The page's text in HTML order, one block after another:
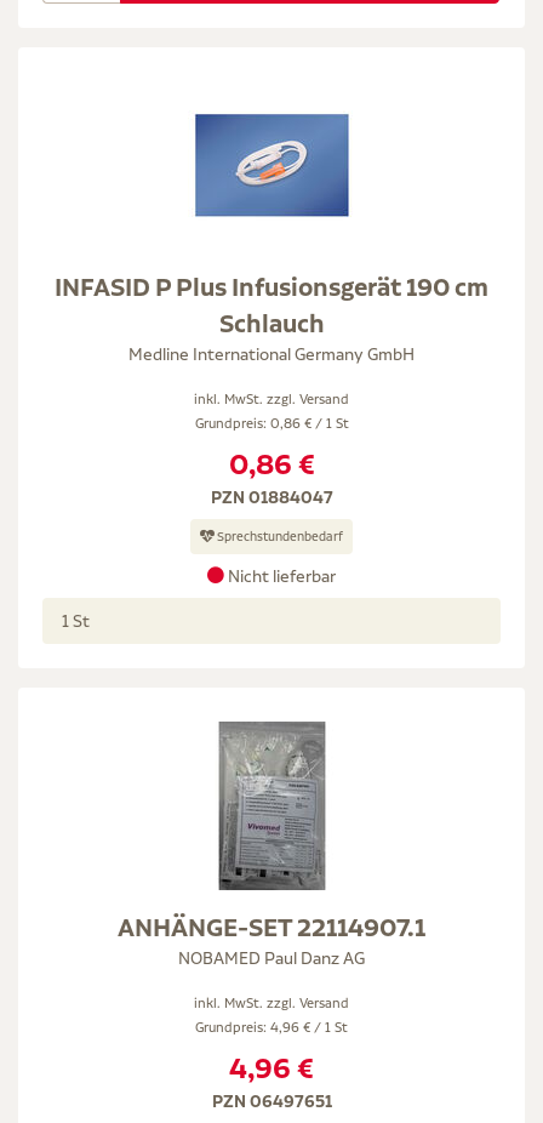
INFASID P Plus Infusionsgerät 190 cm
Schlauch
Medline International Germany GmbH
inkl. MwSt. zzgl. Versand
Grundpreis: 0,86 € / 1 St
0,86 €
PZN 01884047
Sprechstundenbedarf
Nicht lieferbar
1 St
ANHÄNGE-SET 22114907.1
NOBAMED Paul Danz AG
inkl. MwSt. zzgl. Versand
Grundpreis: 4,96 € / 1 St
4,96 €
PZN 06497651